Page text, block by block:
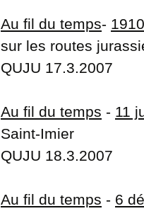
Au fil du temps- 1910
sur les routes
QUJU 17.3.2007
Au fil du temps - 11
Saint-Imier
QUJU 18.3.2007
Au fil du temps - 6